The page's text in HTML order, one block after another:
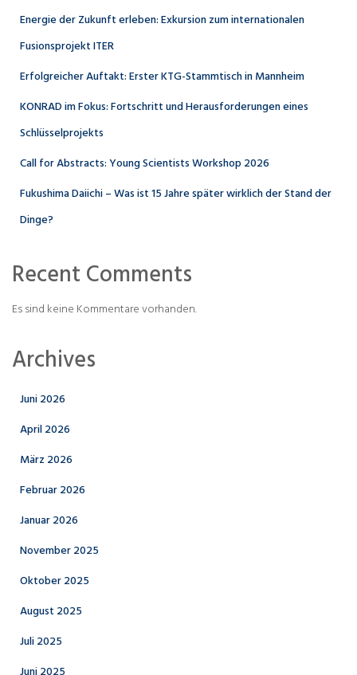
Energie der Zukunft erleben: Exkursion zum internationalen
Fusionsprojekt ITER
Erfolgreicher Auftakt: Erster KTG-Stammtisch in Mannheim
KONRAD im Fokus: Fortschritt und Herausforderungen eines
Schlüsselprojekts
Call for Abstracts: Young Scientists Workshop 2026
Fukushima Daiichi – Was ist 15 Jahre später wirklich der Stand der
Dinge?
Recent Comments
Es sind keine Kommentare vorhanden.
Archives
Juni 2026
April 2026
März 2026
Februar 2026
Januar 2026
November 2025
Oktober 2025
August 2025
Juli 2025